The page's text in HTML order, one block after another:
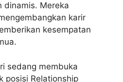
dinamis. Mereka
karir
kesempatan
sedang membuka
posisi Relationship